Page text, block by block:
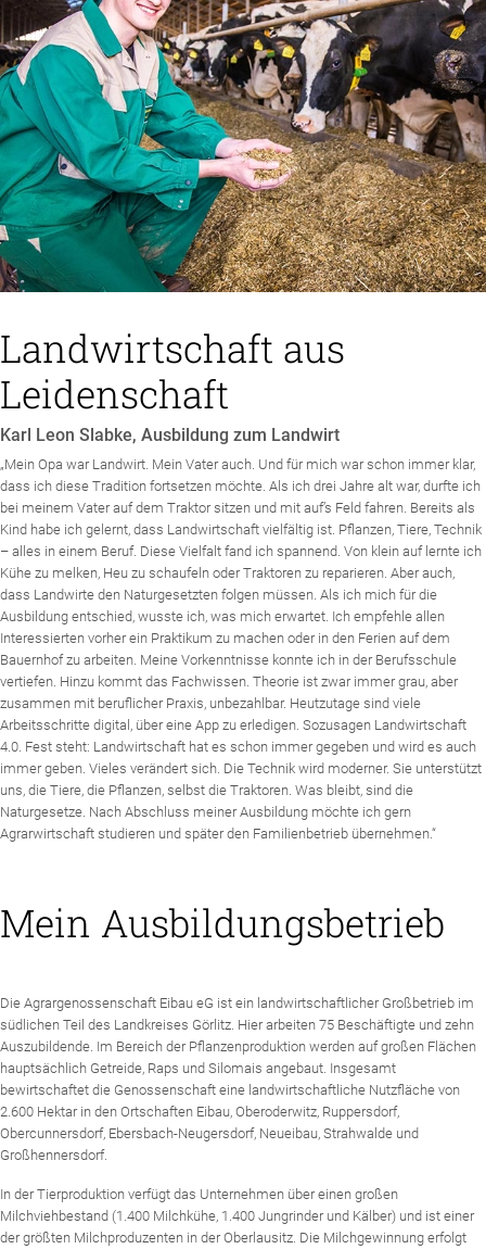
Landwirtschaft aus
Leidenschaft
Karl Leon Slabke, Ausbildung zum Landwirt
„Mein Opa war Landwirt. Mein Vater auch. Und für mich war schon immer klar,
dass ich diese Tradition fortsetzen möchte. Als ich drei Jahre alt war, durfte ich
bei meinem Vater auf dem Traktor sitzen und mit auf’s Feld fahren. Bereits als
Kind habe ich gelernt, dass Landwirtschaft vielfältig ist. Pflanzen, Tiere, Technik
– alles in einem Beruf. Diese Vielfalt fand ich spannend. Von klein auf lernte ich
Kühe zu melken, Heu zu schaufeln oder Traktoren zu reparieren. Aber auch,
dass Landwirte den Naturgesetzten folgen müssen. Als ich mich für die
Ausbildung entschied, wusste ich, was mich erwartet. Ich empfehle allen
Interessierten vorher ein Praktikum zu machen oder in den Ferien auf dem
Bauernhof zu arbeiten. Meine Vorkenntnisse konnte ich in der Berufsschule
vertiefen. Hinzu kommt das Fachwissen. Theorie ist zwar immer grau, aber
zusammen mit beruflicher Praxis, unbezahlbar. Heutzutage sind viele
Arbeitsschritte digital, über eine App zu erledigen. Sozusagen Landwirtschaft
4.0. Fest steht: Landwirtschaft hat es schon immer gegeben und wird es auch
immer geben. Vieles verändert sich. Die Technik wird moderner. Sie unterstützt
uns, die Tiere, die Pflanzen, selbst die Traktoren. Was bleibt, sind die
Naturgesetze. Nach Abschluss meiner Ausbildung möchte ich gern
Agrarwirtschaft studieren und später den Familienbetrieb übernehmen.“
Mein Ausbildungsbetrieb
Die Agrargenossenschaft Eibau eG ist ein landwirtschaftlicher Großbetrieb im
südlichen Teil des Landkreises Görlitz. Hier arbeiten 75 Beschäftigte und zehn
Auszubildende. Im Bereich der Pflanzenproduktion werden auf großen Flächen
hauptsächlich Getreide, Raps und Silomais angebaut. Insgesamt
bewirtschaftet die Genossenschaft eine landwirtschaftliche Nutzfläche von
2.600 Hektar in den Ortschaften Eibau, Oberoderwitz, Ruppersdorf,
Obercunnersdorf, Ebersbach-Neugersdorf, Neueibau, Strahwalde und
Großhennersdorf.
In der Tierproduktion verfügt das Unternehmen über einen großen
Milchviehbestand (1.400 Milchkühe, 1.400 Jungrinder und Kälber) und ist einer
der größten Milchproduzenten in der Oberlausitz. Die Milchgewinnung erfolgt